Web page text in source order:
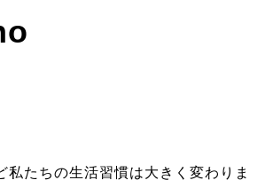
たちの生活習慣は大きく変わりま